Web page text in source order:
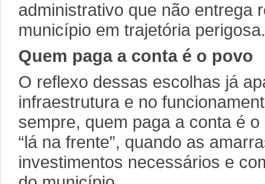
administrativo que não entrega
município em trajetória perigosa.
Quem paga a conta é o povo
O reflexo dessas escolhas já
infraestrutura e no
sempre, quem paga a conta é
“lá na frente”, quando as
investimentos necessários e